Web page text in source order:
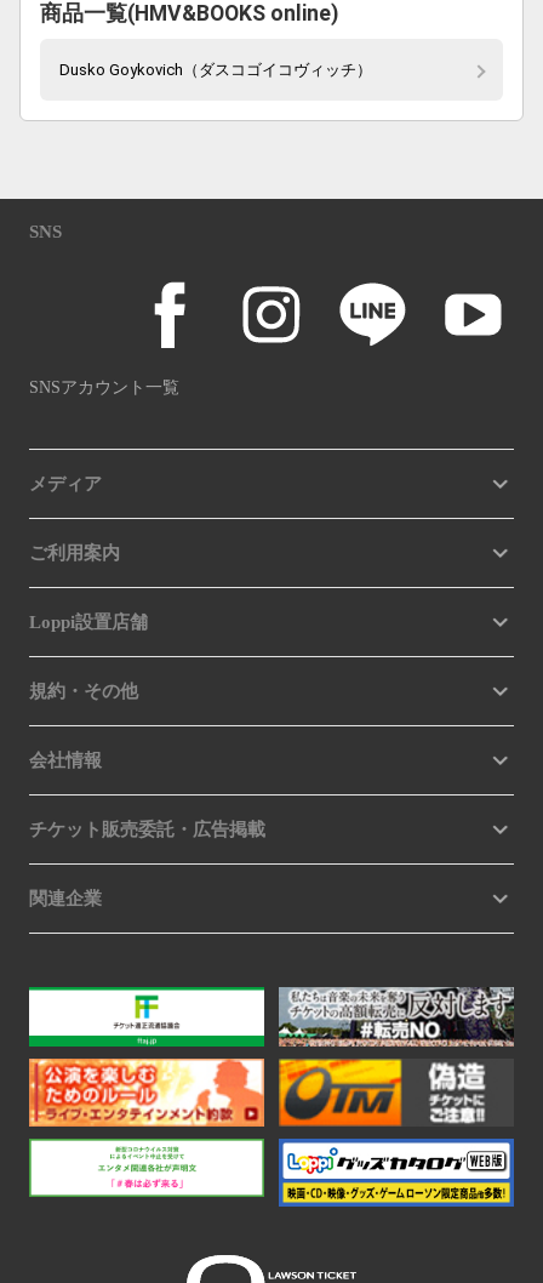
商品一覧(HMV&BOOKS online)
Dusko Goykovich（ダスコゴイコヴィッチ）
SNS
SNSアカウント一覧
メディア
ご利用案内
Loppi設置店舗
規約・その他
会社情報
チケット販売委託・広告掲載
関連企業